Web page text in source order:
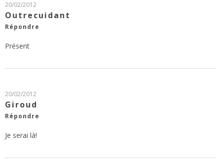
20/02/2012
Outrecuidant
Répondre
Présent
20/02/2012
Giroud
Répondre
Je serai là!